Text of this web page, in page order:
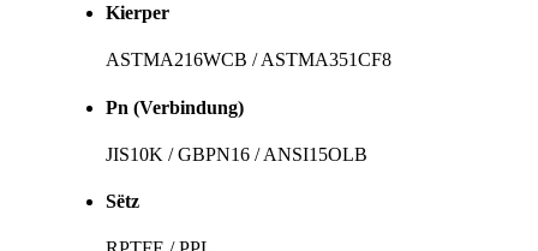
Kierper
ASTMA216WCB / ASTMA351CF8
Pn (Verbindung)
JIS10K / GBPN16 / ANSI15OLB
Sëtz